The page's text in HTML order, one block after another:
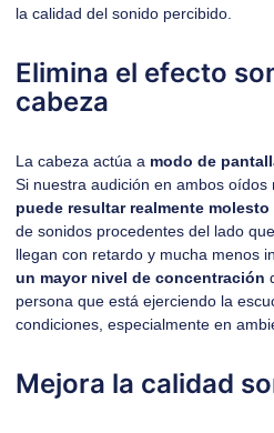
la calidad del sonido percibido.
Elimina el efecto
cabeza
La cabeza actúa a modo de
Si nuestra audición en ambos
puede resultar realmente molesto
de sonidos procedentes del lado
llegan con retardo y mucha menos
un mayor nivel de concentración
persona que está ejerciendo la
condiciones, especialmente en
Mejora la calidad